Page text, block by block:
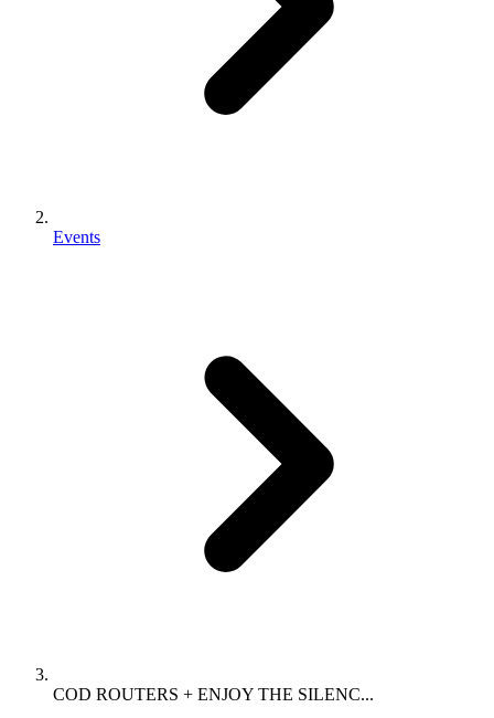
Events
COD ROUTERS + ENJOY THE SILENC...